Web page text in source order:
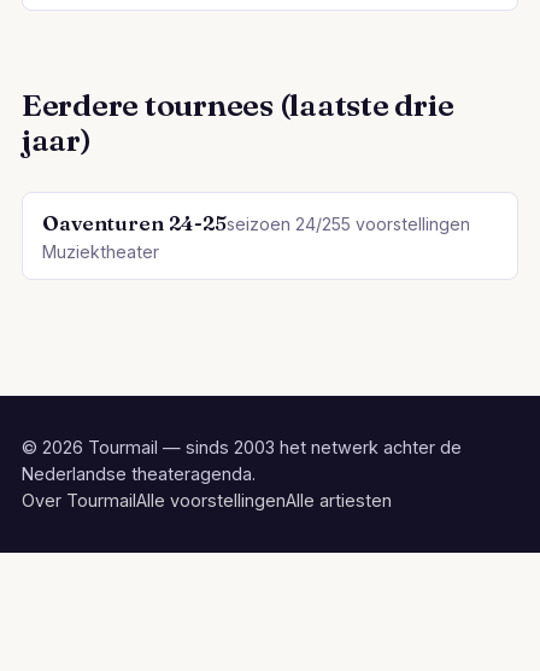
Eerdere tournees (laatste drie
jaar)
Oaventuren 24-25seizoen 24/255 voorstellingen
Muziektheater
© 2026 Tourmail — sinds 2003 het netwerk achter de
Nederlandse theateragenda.
Over TourmailAlle voorstellingenAlle artiesten